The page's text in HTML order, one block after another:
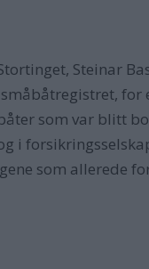
Steinar
som var blitt
i
som allerede